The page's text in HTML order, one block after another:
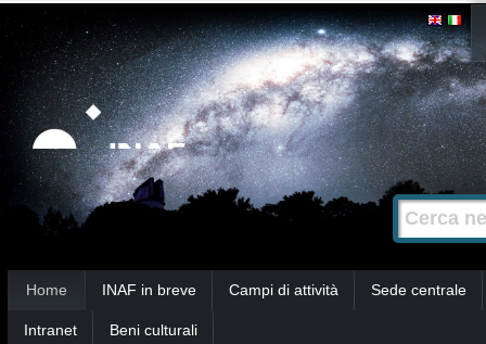
Strumenti
personali
Salta
contenuti.
|
Salta
alla
navigazione
Cerca nel
Ricerca
avanzata…
Home INAF in breve Campi di attività Sede centrale
Intranet Beni culturali